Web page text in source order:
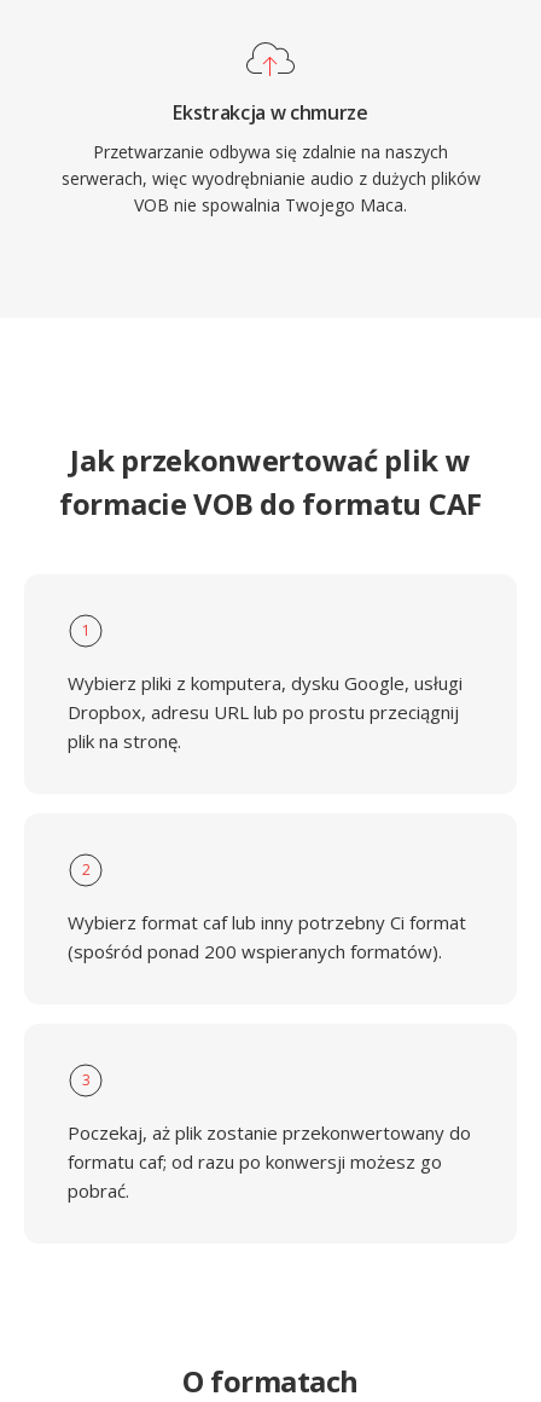
Ekstrakcja w chmurze
Przetwarzanie odbywa się zdalnie na naszych
serwerach, więc wyodrębnianie audio z dużych plików
VOB nie spowalnia Twojego Maca.
Jak przekonwertować plik w
formacie VOB do formatu CAF
1
Wybierz pliki z komputera, dysku Google, usługi
Dropbox, adresu URL lub po prostu przeciągnij
plik na stronę.
2
Wybierz format caf lub inny potrzebny Ci format
(spośród ponad 200 wspieranych formatów).
3
Poczekaj, aż plik zostanie przekonwertowany do
formatu caf; od razu po konwersji możesz go
pobrać.
O formatach